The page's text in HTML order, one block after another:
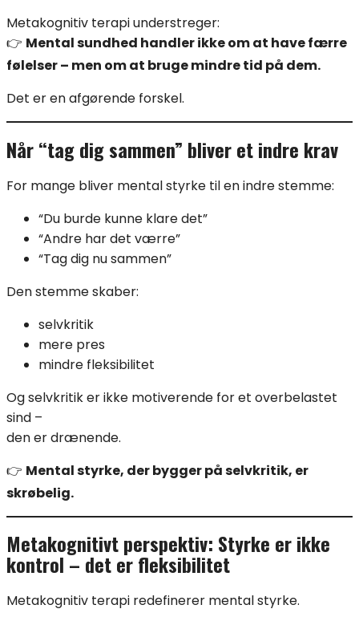
Metakognitiv terapi understreger:
👉 Mental sundhed handler ikke om at have færre
følelser – men om at bruge mindre tid på dem.
Det er en afgørende forskel.
Når “tag dig sammen” bliver et indre krav
For mange bliver mental styrke til en indre stemme:
“Du burde kunne klare det”
“Andre har det værre”
“Tag dig nu sammen”
Den stemme skaber:
selvkritik
mere pres
mindre fleksibilitet
Og selvkritik er ikke motiverende for et overbelastet
sind –
den er drænende.
👉 Mental styrke, der bygger på selvkritik, er
skrøbelig.
Metakognitivt perspektiv: Styrke er ikke
kontrol – det er fleksibilitet
Metakognitiv terapi redefinerer mental styrke.